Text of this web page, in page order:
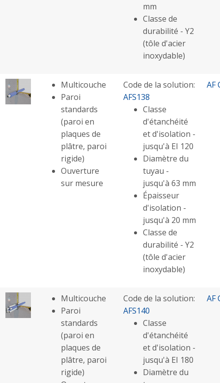
mm
Classe de
durabilité - Y2
(tôle d'acier
inoxydable)
Multicouche
Paroi
standards
(paroi en
plaques de
plâtre, paroi
rigide)
Ouverture
sur mesure
Code de la solution:
AFS138
Classe
d'étanchéité
et d'isolation -
jusqu'à EI 120
Diamètre du
tuyau -
jusqu'à 63 mm
Épaisseur
d'isolation -
jusqu'à 20 mm
Classe de
durabilité - Y2
(tôle d'acier
inoxydable)
AF
Multicouche
Paroi
standards
(paroi en
plaques de
plâtre, paroi
rigide)
Code de la solution:
AFS140
Classe
d'étanchéité
et d'isolation -
jusqu'à EI 180
Diamètre du
AF